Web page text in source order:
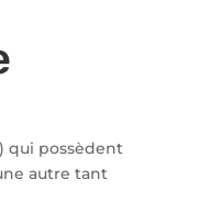
qui possèdent
autre tant